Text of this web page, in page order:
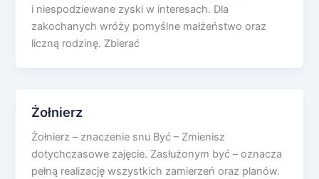
i niespodziewane zyski w interesach. Dla
zakochanych wróży pomyślne małżeństwo oraz
liczną rodzinę. Zbierać
Żołnierz
Żołnierz – znaczenie snu Być – Zmienisz
dotychczasowe zajęcie. Zasłużonym być – oznacza
pełną realizację wszystkich zamierzeń oraz planów.